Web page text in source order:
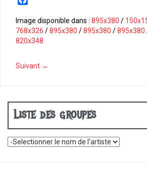
c
e
b
k
Image disponible dans : 895x380 /
768x326 /895x380 /895x380 /895x380
820x348
Suivant →
Liste des groupes